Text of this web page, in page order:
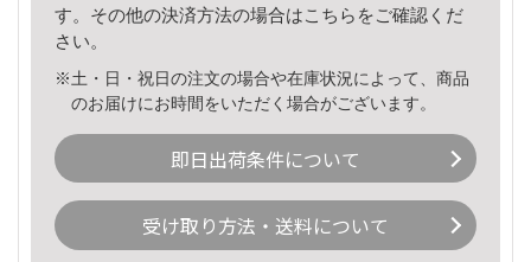
す。その他の決済方法の場合はこちら をご確認くだ
さい。
※土・日・祝日の注文の場合や在庫状況によって、商品
のお届けにお時間をいただく場合がございます。
即日出荷条件について
受け取り方法・送料について